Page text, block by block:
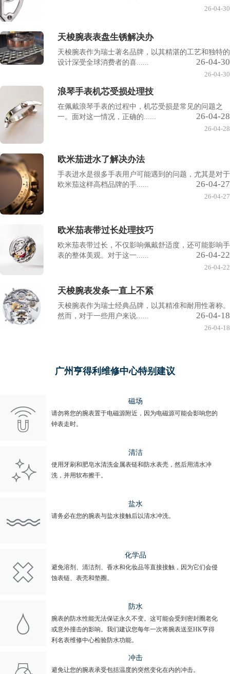
26-04-30
天梭腕表表盘生锈解决办
天梭腕表作为瑞士著名品牌，以其精湛的工艺和独特的
设计深受全球消费者的喜......
26-04-30
26-04-30
浪琴手表机芯受损处理技
在佩戴浪琴手表的过程中，机芯受损是常见的问题之
一。面对这一情况，正确的......
26-04-28
26-04-28
欧米茄进水了解决办法
手表进水是很多手表用户可能遇到的问题，尤其是对于
欧米茄这样高档品牌的手......
26-04-27
26-04-27
欧米茄表带过长处理技巧
欧米茄表带过长，不仅影响佩戴舒适度，还可能影响手
表的整体美观。对于这一......
26-04-22
26-04-22
天梭腕表发条一直上不紧
天梭腕表作为瑞士经典品牌，以其精准和耐用性著称。
然而，对于一些用户来说......
26-04-18
26-04-18
广州亨得利维修中心特别建议
磁场
请勿将您的腕表置于电磁源附近，因为电磁源可能会影响您的
钟表走时。
清洁
使用牙刷和肥皂水清洗金属表链和防水表壳，然后用清水冲
洗，并用软布擦干。
盐水
请务必在您的腕表与盐水接触后以清水冲洗。
化学品
避免溶剂、清洁剂、香水和化妆品等直接接触，因为它们会侵
蚀表链、表壳和垫圈。
防水
腕表的防水性能无法保证永久不变。这可能会受到密封圈老化
或意外撞击的影响。我们建议您每年一次将腕表送至HK亨得
利名表维修中心检验防水功能。
冲击
避免让您的腕表承受包括温度的突然变化在内的冲击。